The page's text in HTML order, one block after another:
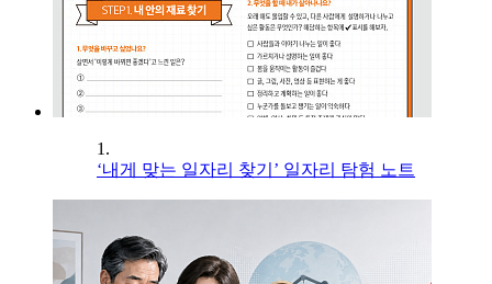
1.
‘내게 맞는 일자리 찾기’ 일자리 탐험 노트